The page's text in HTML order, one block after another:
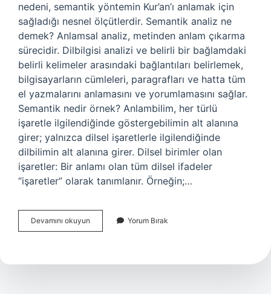
nedeni, semantik yöntemin Kur’an’ı anlamak için
sağladığı nesnel ölçütlerdir. Semantik analiz ne
demek? Anlamsal analiz, metinden anlam çıkarma
sürecidir. Dilbilgisi analizi ve belirli bir bağlamdaki
belirli kelimeler arasındaki bağlantıları belirlemek,
bilgisayarların cümleleri, paragrafları ve hatta tüm
el yazmalarını anlamasını ve yorumlamasını sağlar.
Semantik nedir örnek? Anlambilim, her türlü
işaretle ilgilendiğinde göstergebilimin alt alanına
girer; yalnızca dilsel işaretlerle ilgilendiğinde
dilbilimin alt alanına girer. Dilsel birimler olan
işaretler: Bir anlamı olan tüm dilsel ifadeler
“işaretler” olarak tanımlanır. Örneğin;…
Devamını okuyun Semantik
Tahlil
Yorum Bırak